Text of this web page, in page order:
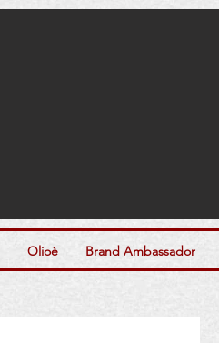
Olioè Brand Ambassador